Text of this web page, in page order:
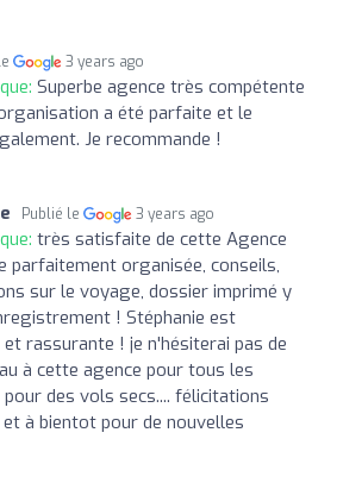
3 years ago
Superbe agence très compétente
a été parfaite et le
Je recommande !
Publié le 3 years ago
très satisfaite de cette Agence
parfaitement organisée, conseils,
sur le voyage, dossier imprimé y
! Stéphanie est
rassurante ! je n'hésiterai pas de
à cette agence pour tous les
des vols secs.... félicitations
à bientot pour de nouvelles